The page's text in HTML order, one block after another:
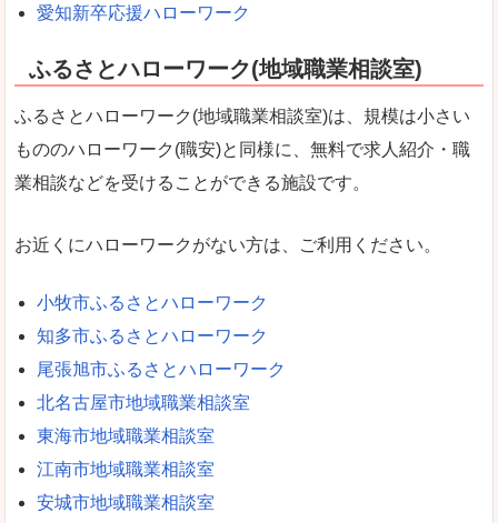
愛知新卒応援ハローワーク
ふるさとハローワーク(地域職業相談室)
ふるさとハローワーク(地域職業相談室)は、規模は小さい
もののハローワーク(職安)と同様に、無料で求人紹介・職
業相談などを受けることができる施設です。
お近くにハローワークがない方は、ご利用ください。
小牧市ふるさとハローワーク
知多市ふるさとハローワーク
尾張旭市ふるさとハローワーク
北名古屋市地域職業相談室
東海市地域職業相談室
江南市地域職業相談室
安城市地域職業相談室